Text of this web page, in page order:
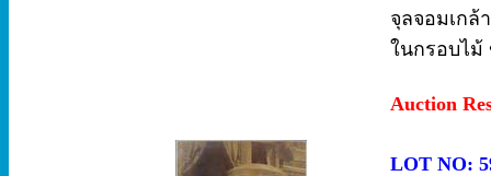
จุลจอมเกล้
ในกรอบไม้
Auction
LOT NO: